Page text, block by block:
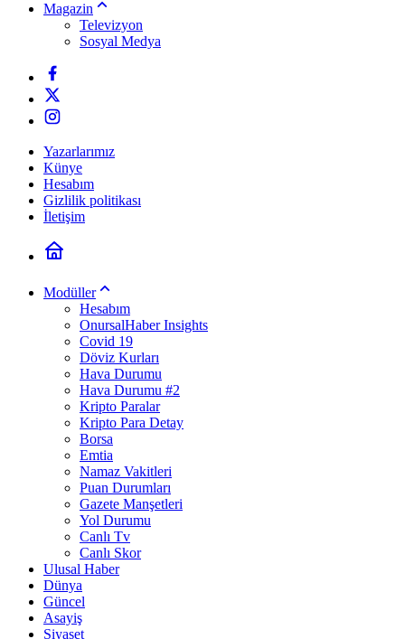
Magazin
Televizyon
Sosyal Medya
Yazarlarımız
Künye
Hesabım
Gizlilik politikası
İletişim
Modüller
Hesabım
OnursalHaber Insights
Covid 19
Döviz Kurları
Hava Durumu
Hava Durumu #2
Kripto Paralar
Kripto Para Detay
Borsa
Emtia
Namaz Vakitleri
Puan Durumları
Gazete Manşetleri
Yol Durumu
Canlı Tv
Canlı Skor
Ulusal Haber
Dünya
Güncel
Asayiş
Siyaset